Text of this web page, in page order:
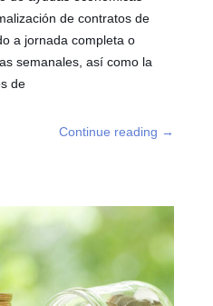
de contratos de
a jornada completa o
semanales, así como la
de
Continue reading →